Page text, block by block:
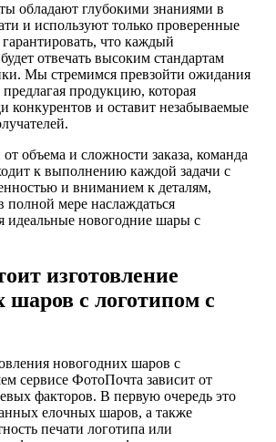
обладают глубокими знаниями в
и используют только проверенные
что каждый
отвечать высоким стандартам
Мы стремимся превзойти ожидания
продукцию, которая
конкурентов и оставит незабываемые
объема и сложности заказа, команда
к выполнению каждой задачи с
и вниманием к деталям,
мере наслаждаться
идеальные новогодние шары с
изготовление
шаров с логотипом с
новогодних шаров с
сервисе ФотоПочта зависит от
факторов. В первую очередь это
елочных шаров, а также
печати логотипа или